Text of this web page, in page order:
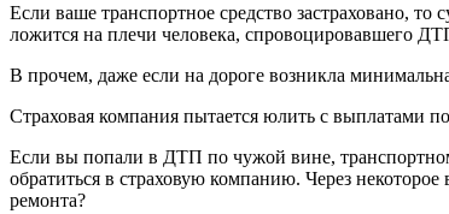
Если ваше транспортное средство застраховано,
ложится на плечи человека, спровоцировавшего
В прочем, даже если на дороге возникла
Страховая компания пытается юлить с выплатами
Если вы попали в ДТП по чужой вине,
обратиться в страховую компанию. Через
ремонта?